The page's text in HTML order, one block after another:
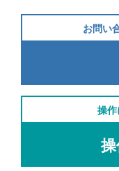
お問い
操作